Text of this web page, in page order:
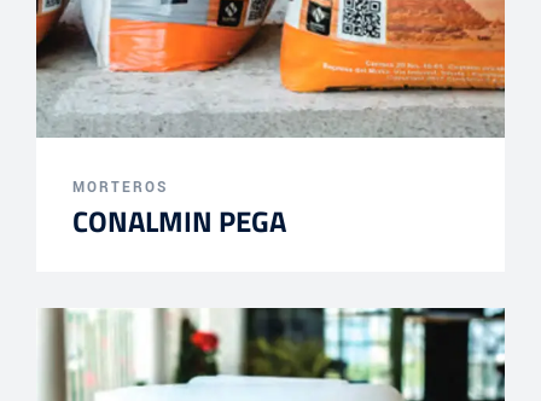
MORTEROS
CONALMIN PEGA